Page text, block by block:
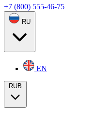
+7 (800) 555-46-75
RU
EN
RUB